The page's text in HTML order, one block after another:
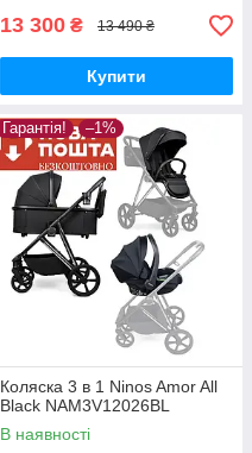
13 300 ₴ 13 490 ₴
Купити
Гарантія! –1%
Коляска 3 в 1 Ninos Amor All
Black NAM3V12026BL
В наявності